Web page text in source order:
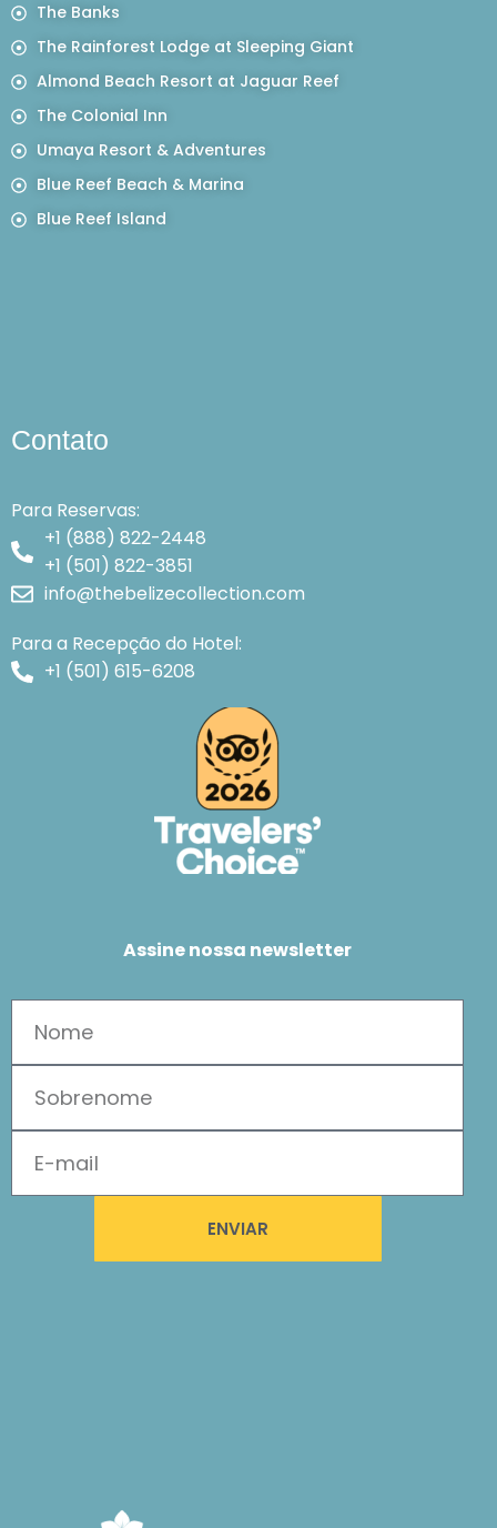
The Banks
The Rainforest Lodge at Sleeping Giant
Almond Beach Resort at Jaguar Reef
The Colonial Inn
Umaya Resort & Adventures
Blue Reef Beach & Marina
Blue Reef Island
Contato
Para Reservas:
+1 (888) 822-2448
+1 (501) 822-3851
info@thebelizecollection.com
Para a Recepção do Hotel:
+1 (501) 615-6208
Assine nossa newsletter
ENVIAR